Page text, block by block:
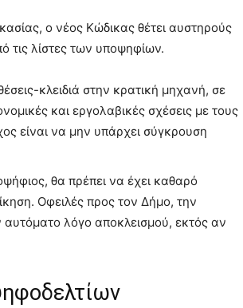
ο νέος Κώδικας θέτει αυστηρούς
τις λίστες των υποψηφίων.
κλειδιά στην κρατική μηχανή, σε
και εργολαβικές σχέσεις με τους
είναι να μην υπάρχει σύγκρουση
θα πρέπει να έχει καθαρό
Οφειλές προς τον Δήμο, την
λόγο αποκλεισμού, εκτός αν